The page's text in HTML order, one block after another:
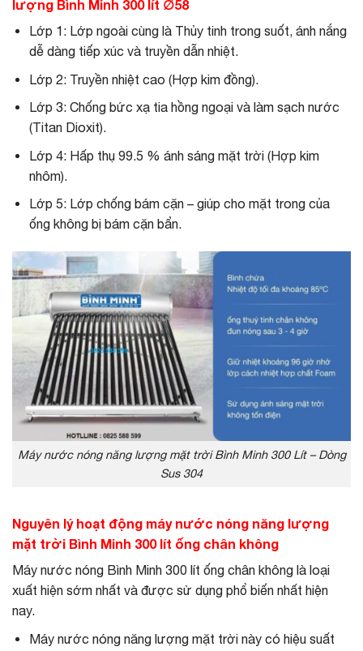
lượng Bình Minh 300 lít ∅58
Lớp 1: Lớp ngoài cùng là Thủy tinh trong suốt, ánh nắng
dễ dàng tiếp xúc và truyền dẫn nhiệt.
Lớp 2: Truyền nhiệt cao (Hợp kim đồng).
Lớp 3: Chống bức xạ tia hồng ngoại và làm sạch nước
(Titan Dioxit).
Lớp 4: Hấp thụ 99.5 % ánh sáng mặt trời (Hợp kim
nhôm).
Lớp 5: Lớp chống bám cặn – giúp cho mặt trong của
ống không bị bám cặn bẩn.
Máy nước nóng năng lượng mặt trời Bình Minh 300 Lít – Dòng
Sus 304
Nguyên lý hoạt động máy nước nóng năng lượng
mặt trời Bình Minh 300 lít ống chân không
Máy nước nóng Bình Minh 300 lít ống chân không là loại
xuất hiện sớm nhất và được sử dụng phổ biến nhất hiện
nay.
Máy nước nóng năng lượng mặt trời này có hiệu suất